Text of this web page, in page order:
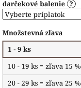
darčekové balenie ?
Množstevná zľava
1 - 9 ks
10 - 19 ks = zľava 15 %
20 - 29 ks = zľava 25 %